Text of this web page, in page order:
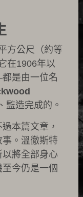
方公尺（約等
在1906年以
是由一位名
監造完成的。
本篇文章，
。溫徹斯特
將全部身心
今仍是一個